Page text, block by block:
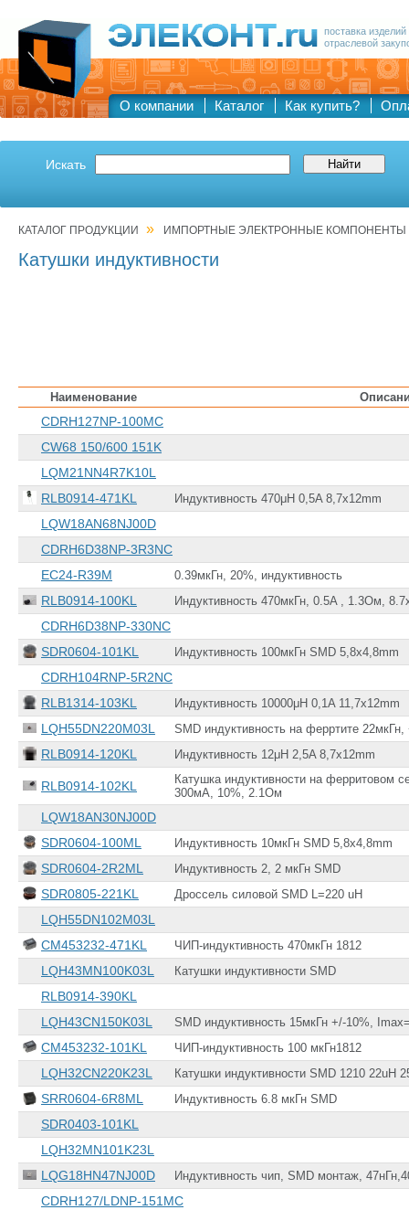
поставка
отраслевой
О компании Каталог Как купить?
Искать
КАТАЛОГ ПРОДУКЦИИ » ИМПОРТНЫЕ ЭЛЕКТРОННЫЕ КОМПОНЕНТЫ
Катушки индуктивности
Наименование
CDRH127NP-100MC
CW68 150/600 151K
LQM21NN4R7K10L
RLB0914-471KL
Индуктивность 470μH 0,5A 8,7x12mm
LQW18AN68NJ00D
CDRH6D38NP-3R3NC
EC24-R39M
0.39мкГн, 20%, индуктивность
RLB0914-100KL Индуктивность 470мкГн, 0.5A , 1.3Ом,
CDRH6D38NP-330NC
SDR0604-101KL
Индуктивность 100мкГн SMD 5,8x4,8mm
CDRH104RNP-5R2NC
RLB1314-103KL
Индуктивность 10000μH 0,1A 11,7x12mm
LQH55DN220M03L SMD индуктивность на ферртите
RLB0914-120KL Индуктивность 12μH 2,5A 8,7x12mm
RLB0914-102KL
Катушка индуктивности на ферритовом
300мА, 10%, 2.1Ом
LQW18AN30NJ00D
SDR0604-100ML
Индуктивность 10мкГн SMD 5,8x4,8mm
SDR0604-2R2ML Индуктивность 2, 2 мкГн SMD
SDR0805-221KL Дроссель силовой SMD L=220 uH
LQH55DN102M03L
CM453232-471KL
ЧИП-индуктивность 470мкГн 1812
LQH43MN100K03L Катушки индуктивности SMD
RLB0914-390KL
LQH43CN150K03L
SMD индуктивность 15мкГн +/-10%,
CM453232-101KL ЧИП-индуктивность 100 мкГн1812
LQH32CN220K23L Катушки индуктивности SMD 1210 22uH
SRR0604-6R8ML Индуктивность 6.8 мкГн SMD
SDR0403-101KL
LQH32MN101K23L
LQG18HN47NJ00D
Индуктивность чип, SMD монтаж,
CDRH127/LDNP-151MC